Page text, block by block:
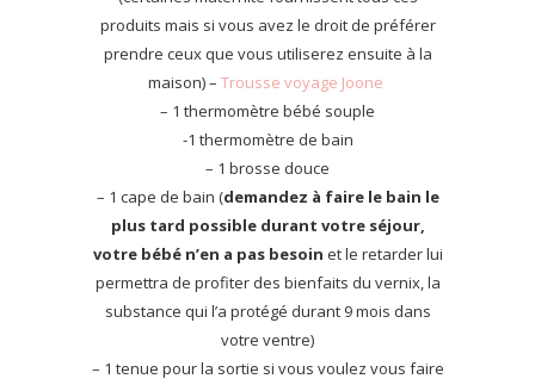
produits mais si vous avez le droit de préférer
prendre ceux que vous utiliserez ensuite à la
maison) – Trousse voyage Joone
– 1 thermomètre bébé souple
-1 thermomètre de bain
– 1 brosse douce
– 1 cape de bain (demandez à faire le bain le
plus tard possible durant votre séjour,
votre bébé n’en a pas besoin et le retarder lui
permettra de profiter des bienfaits du vernix, la
substance qui l’a protégé durant 9 mois dans
votre ventre)
– 1 tenue pour la sortie si vous voulez vous faire